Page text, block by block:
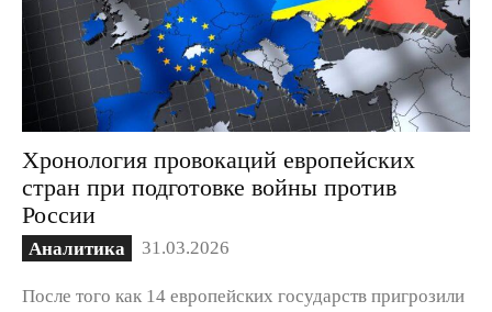
Хронология провокаций европейских
стран при подготовке войны против
России
Аналитика 31.03.2026
После того как 14 европейских государств пригрозили